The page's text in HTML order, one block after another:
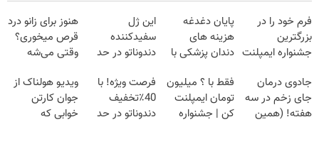
فرم خود را در
بزرگترین
جشنواره ایمپلنت
فقط ۲۵ میلیون
پایان دغدغه
هزینه های
دندان پزشکی با
خانگی
این ژل
سفیدکننده
دندوناتو در حد
میکنه
(40%تخفیف)
هنوز برای زانو درد
قرص میخوری؟
وقتی می‌شه
درمانش کرد؟؟؟؟
جادوی درمان
جای زخم در سه
هفته! (همین
فقط با ؟ میلیون
تومان ایمپلنت
کن | جشنواره
فرصت ویژه! با
40٪تخفیف
دندوناتو در حد
ویدیو هولناک از
جوان کارتن
خوابی که